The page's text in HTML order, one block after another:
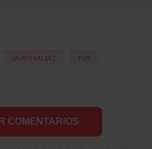
JAVIER VALDEZ PGR
COMENTARIOS